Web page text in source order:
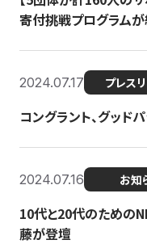
寄付挑戦プログラム
2024.07.17 プレス
コングラント、グッド
2024.07.16 お知
10代と20代のための
藤が登壇